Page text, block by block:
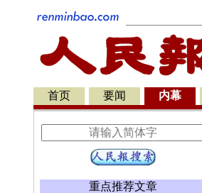
首页 要闻 内幕
重点推荐文章